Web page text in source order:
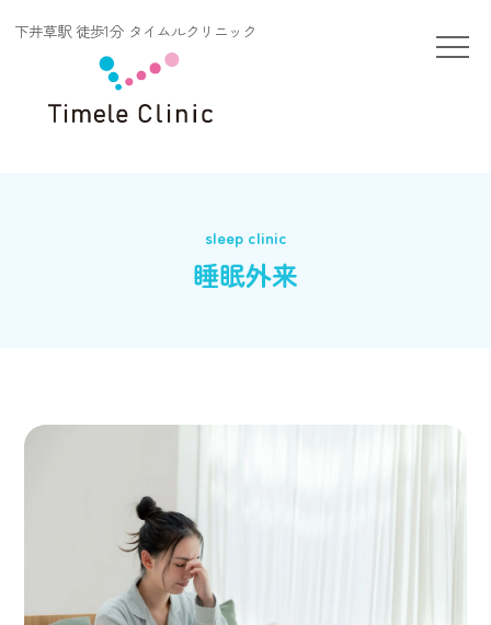
下井草駅 徒歩1分 タイムルクリニック
睡眠外来